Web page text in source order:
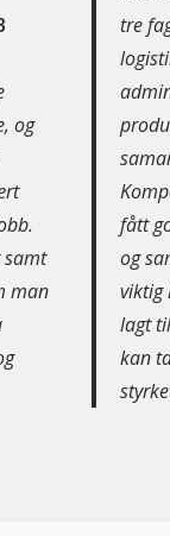
og
samt
man
tre
fått
og
viktig
lagt
kan